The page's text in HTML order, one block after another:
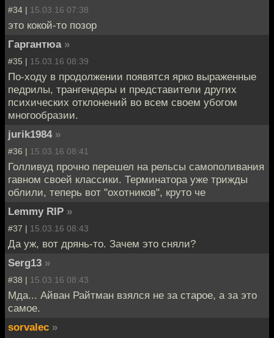
#34 | 15.03.16 07:38
это кокой-то позор
Гаргантюа »
#35 | 15.03.16 08:39
По-ходу в продолжении появятся ярко выраженные
педрилы, трангендеры и представители других
психических отклонений во всем своем убогом
многообразии.
jurik1984 »
#36 | 15.03.16 08:41
Голливуд прочно перешел на рельсы самополивания
гавном своей классики. Терминатора уже трижды
облили, теперь вот "охотников", круто че
Lemmy RIP »
#37 | 15.03.16 08:43
Да уж, вот дрянь-то. Зачем это сняли?
Serg13 »
#38 | 15.03.16 08:43
Мда... Айван Райтман взялся не за старое, а за это
самое.
sorvalec »